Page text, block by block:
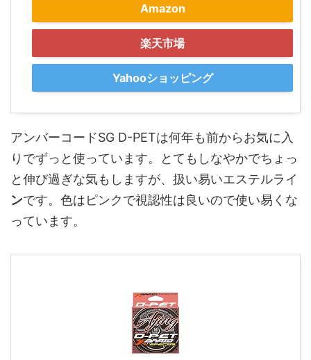
Amazon
楽天市場
Yahooショッピング
アンバーコードSG D-PETは何年も前からお気に入
りでずっと使っています。とてもしなやかでちょっ
と伸び過ぎな気もしますが、扱い易いエステルライ
ンです。色はピンクで視認性は良いので使い易くな
っています。